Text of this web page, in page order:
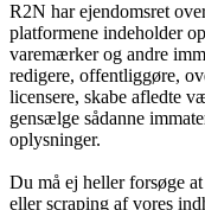
R2N har ejendomsret
platformene indeholder
varemærker og andre
redigere, offentliggøre,
licensere, skabe afledte
gensælge sådanne
oplysninger.
Du må ej heller forsøge
eller scraping af vores